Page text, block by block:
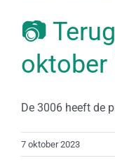
📷
oktober
De 3006 heeft de
7 oktober 2023